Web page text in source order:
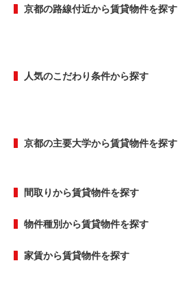
京都の路線付近から賃貸物件を探す
人気のこだわり条件から探す
京都の主要大学から賃貸物件を探す
間取りから賃貸物件を探す
物件種別から賃貸物件を探す
家賃から賃貸物件を探す